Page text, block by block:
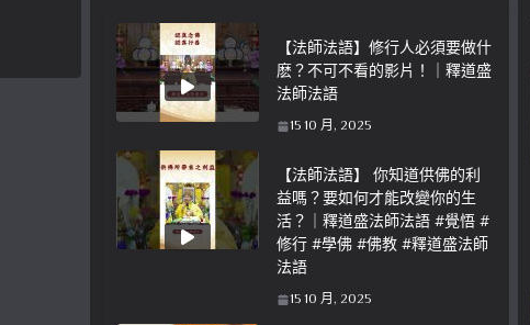
【法師法語】修行人必須要做什
麽？不可不看的影片！｜釋道盛
法師法語
15 10 月, 2025
【法師法語】 你知道供佛的利
益嗎？要如何才能改變你的生
活？｜釋道盛法師法語 #覺悟 #
修行 #學佛 #佛教 #釋道盛法師
法語
15 10 月, 2025